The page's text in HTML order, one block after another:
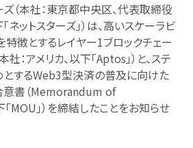
（本社：東京都中央区、代表取締役
ネットスターズ」）は、高いスケーラビ
特徴とするレイヤー1ブロックチェー
：アメリカ、以下「Aptos」）と、ステ
とするWeb3型決済の普及に向けた
意書（Memorandum of
MOU」）を締結したことをお知らせ